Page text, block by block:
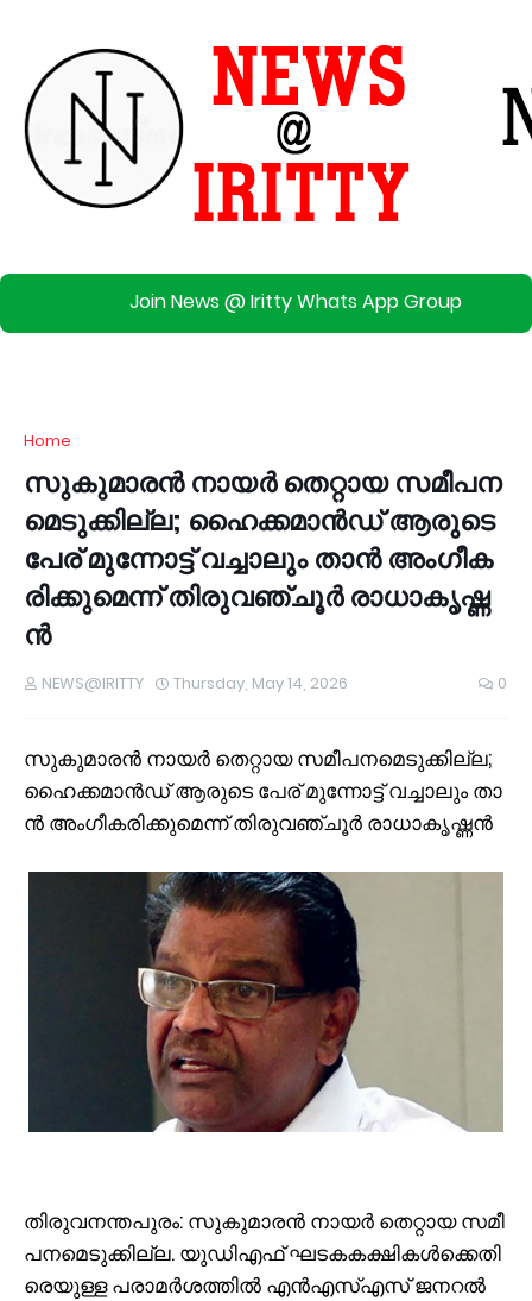
Join News @ Iritty Whats App Group
Home
സു​കു​മാ​ര​ൻ നാ​യ​ർ തെ​റ്റാ​യ സ​മീ​പ​ന​
മെ​ടു​ക്കി​ല്ല; ഹൈ​ക്ക​മാ​ൻ​ഡ് ആ​രു​ടെ
പേ​ര് മു​ന്നോ​ട്ട് വ​ച്ചാ​ലും താ​ൻ അം​ഗീ​ക​
രി​ക്കു​മെ​ന്ന് തി​രു​വ​ഞ്ചൂ​ർ രാ​ധാ​കൃ​ഷ്ണ​
ൻ
NEWS@IRITTY Thursday, May 14, 2026 0
സു​കു​മാ​ര​ൻ നാ​യ​ർ തെ​റ്റാ​യ സ​മീ​പ​ന​മെ​ടു​ക്കി​ല്ല;
ഹൈ​ക്ക​മാ​ൻ​ഡ് ആ​രു​ടെ പേ​ര് മു​ന്നോ​ട്ട് വ​ച്ചാ​ലും താ​
ൻ അം​ഗീ​ക​രി​ക്കു​മെ​ന്ന് തി​രു​വ​ഞ്ചൂ​ർ രാ​ധാ​കൃ​ഷ്ണ​ൻ
തി​രു​വ​ന​ന്ത​പു​രം: സു​കു​മാ​ര​ൻ നാ​യ​ർ തെ​റ്റാ​യ സ​മീ​
പ​ന​മെ​ടു​ക്കി​ല്ല. യു​ഡി​എ​ഫ് ഘ​ട​ക​ക​ക്ഷി​ക​ൾ​ക്കെ​തി​
രെ​യു​ള്ള പ​രാ​മ​ർ​ശ​ത്തി​ൽ എ​ൻ​എ​സ്എ​സ് ജ​ന​റ​ൽ